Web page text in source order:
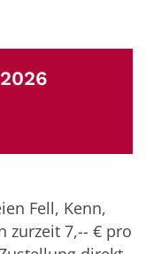
Fell, Kenn,
zurzeit 7,-- € pro